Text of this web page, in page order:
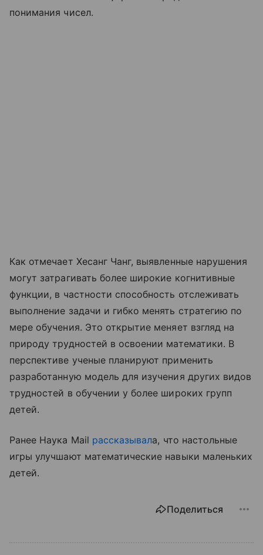
понимания чисел.
Как отмечает Хесанг Чанг, выявленные нарушения
могут затрагивать более широкие когнитивные
функции, в частности способность отслеживать
выполнение задачи и гибко менять стратегию по
мере обучения. Это открытие меняет взгляд на
природу трудностей в освоении математики. В
перспективе ученые планируют применить
разработанную модель для изучения других видов
трудностей в обучении у более широких групп
детей.
Ранее Наука Mail рассказывала, что настольные
игры улучшают математические навыки маленьких
детей.
Поделиться